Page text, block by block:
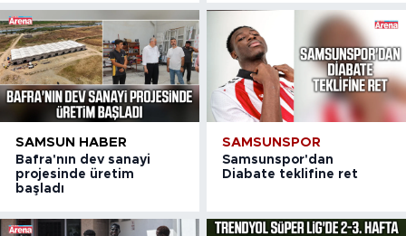
SAMSUN HABER
Bafra'nın dev sanayi
projesinde üretim
başladı
SAMSUNSPOR
Samsunspor'dan
Diabate teklifine ret